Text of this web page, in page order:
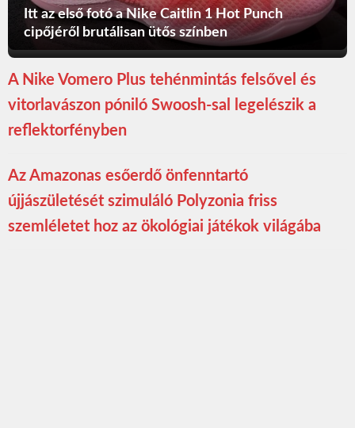
Itt az első fotó a Nike Caitlin 1 Hot Punch
cipőjéről brutálisan ütős színben
A Nike Vomero Plus tehénmintás felsővel és
vitorlavászon póniló Swoosh-sal legelészik a
reflektorfényben
Az Amazonas esőerdő önfenntartó
újjászületését szimuláló Polyzonia friss
szemléletet hoz az ökológiai játékok világába